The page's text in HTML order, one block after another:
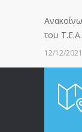
του
12/12/2021
20/12/2019